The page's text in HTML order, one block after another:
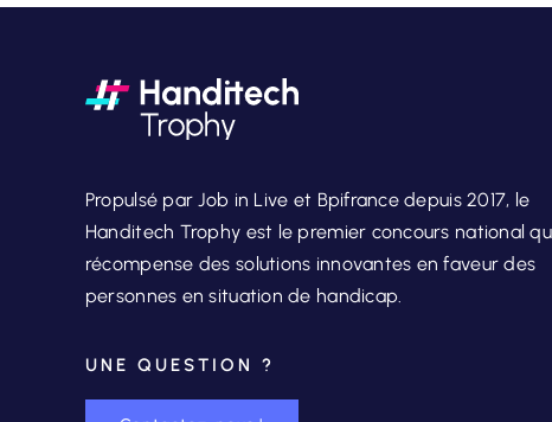
Propulsé par Job in Live et Bpifrance depuis 2017, le
Handitech Trophy est le premier concours national
récompense des solutions innovantes en faveur des
personnes en situation de handicap.
UNE QUESTION ?